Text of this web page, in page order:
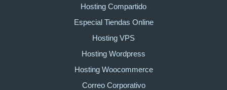
Hosting Compartido
Especial Tiendas Online
Hosting VPS
Hosting Wordpress
Hosting Woocommerce
Correo Corporativo